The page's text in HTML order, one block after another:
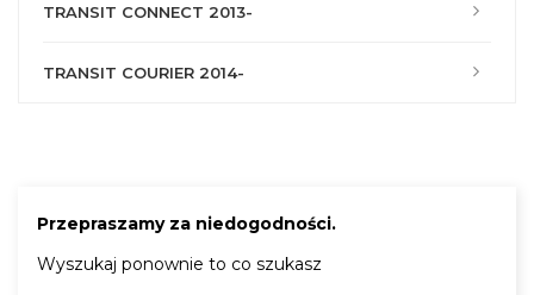
TRANSIT CONNECT 2013-
TRANSIT COURIER 2014-
Przepraszamy za niedogodności.
Wyszukaj ponownie to co szukasz